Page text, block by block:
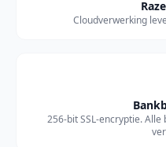
Cloudverwerking
256-bit SSL-encryptie.